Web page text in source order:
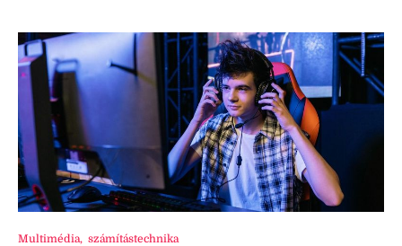
Multimédia, számítástechnika